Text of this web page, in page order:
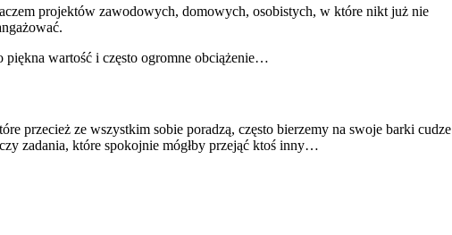
projektów zawodowych, domowych, osobistych, w które nikt już nie
piękna wartość i często ogromne obciążenie…
przecież ze wszystkim sobie poradzą, często bierzemy na swoje barki cudze
zadania, które spokojnie mógłby przejąć ktoś inny…